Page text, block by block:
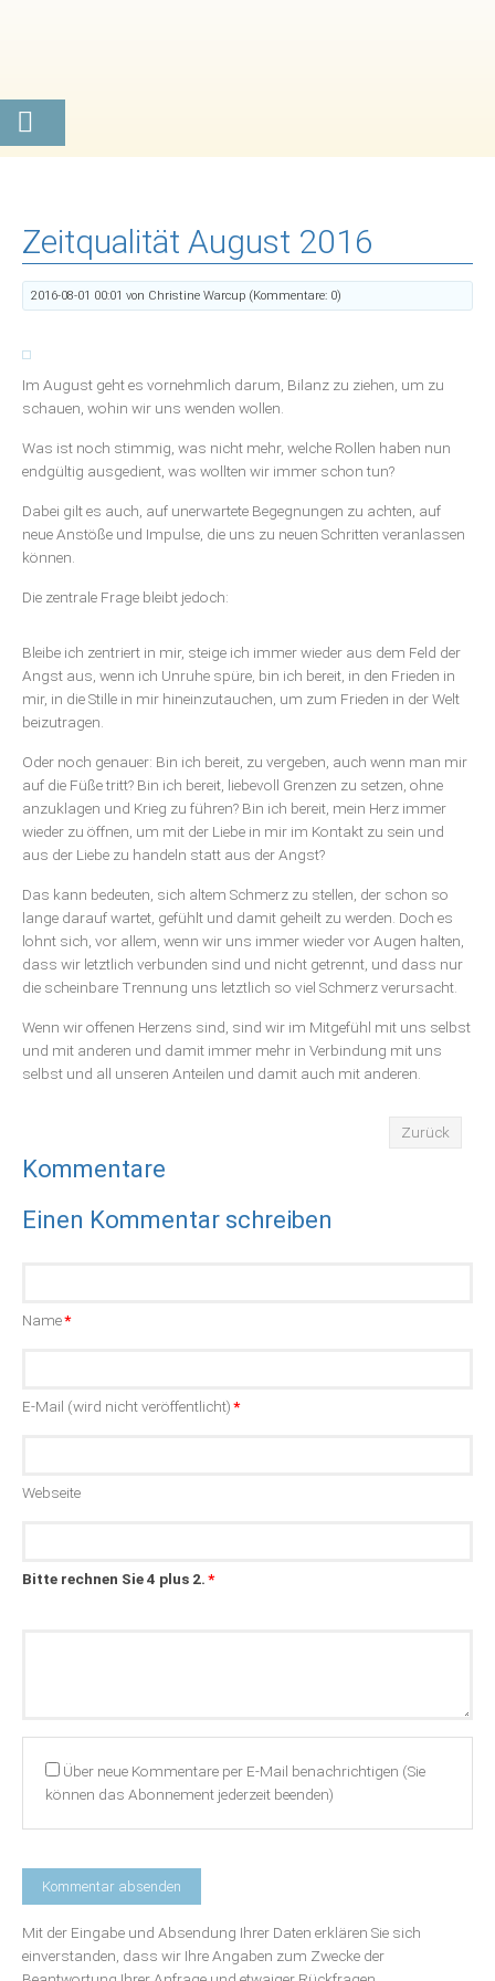
Zeitqualität August 2016
2016-08-01 00:01 von Christine Warcup (Kommentare: 0)
Im August geht es vornehmlich darum, Bilanz zu ziehen, um zu
schauen, wohin wir uns wenden wollen.
Was ist noch stimmig, was nicht mehr, welche Rollen haben nun
endgültig ausgedient, was wollten wir immer schon tun?
Dabei gilt es auch, auf unerwartete Begegnungen zu achten, auf
neue Anstöße und Impulse, die uns zu neuen Schritten veranlassen
können.
Die zentrale Frage bleibt jedoch:
Bleibe ich zentriert in mir, steige ich immer wieder aus dem Feld der
Angst aus, wenn ich Unruhe spüre, bin ich bereit, in den Frieden in
mir, in die Stille in mir hineinzutauchen, um zum Frieden in der Welt
beizutragen.
Oder noch genauer: Bin ich bereit, zu vergeben, auch wenn man mir
auf die Füße tritt? Bin ich bereit, liebevoll Grenzen zu setzen, ohne
anzuklagen und Krieg zu führen? Bin ich bereit, mein Herz immer
wieder zu öffnen, um mit der Liebe in mir im Kontakt zu sein und
aus der Liebe zu handeln statt aus der Angst?
Das kann bedeuten, sich altem Schmerz zu stellen, der schon so
lange darauf wartet, gefühlt und damit geheilt zu werden. Doch es
lohnt sich, vor allem, wenn wir uns immer wieder vor Augen halten,
dass wir letztlich verbunden sind und nicht getrennt, und dass nur
die scheinbare Trennung uns letztlich so viel Schmerz verursacht.
Wenn wir offenen Herzens sind, sind wir im Mitgefühl mit uns selbst
und mit anderen und damit immer mehr in Verbindung mit uns
selbst und all unseren Anteilen und damit auch mit anderen.
Zurück
Kommentare
Einen Kommentar schreiben
Pflichtfeld
Name*
Pflichtfeld
E-Mail (wird nicht veröffentlicht)*
Webseite
Bitte rechnen Sie 4 plus 2.*
Kommentar
Über neue Kommentare per E-Mail benachrichtigen (Sie
können das Abonnement jederzeit beenden)
Mit der Eingabe und Absendung Ihrer Daten erklären Sie sich
einverstanden, dass wir Ihre Angaben zum Zwecke der